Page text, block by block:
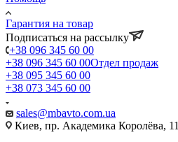
Гарантия на товар
Подписаться на рассылку
+38 096 345 60 00
+38 096 345 60 00Отдел продаж
+38 095 345 60 00
+38 073 345 60 00
sales@mbavto.com.ua
Киев, пр. Академика Королёва, 11